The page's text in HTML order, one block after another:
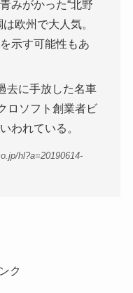
みがかった“北野
欧州で大人気。
示す可能性もあ
去に手放した名車
ロソフト創業者ビ
われている。
hl?a=20190614-
ク